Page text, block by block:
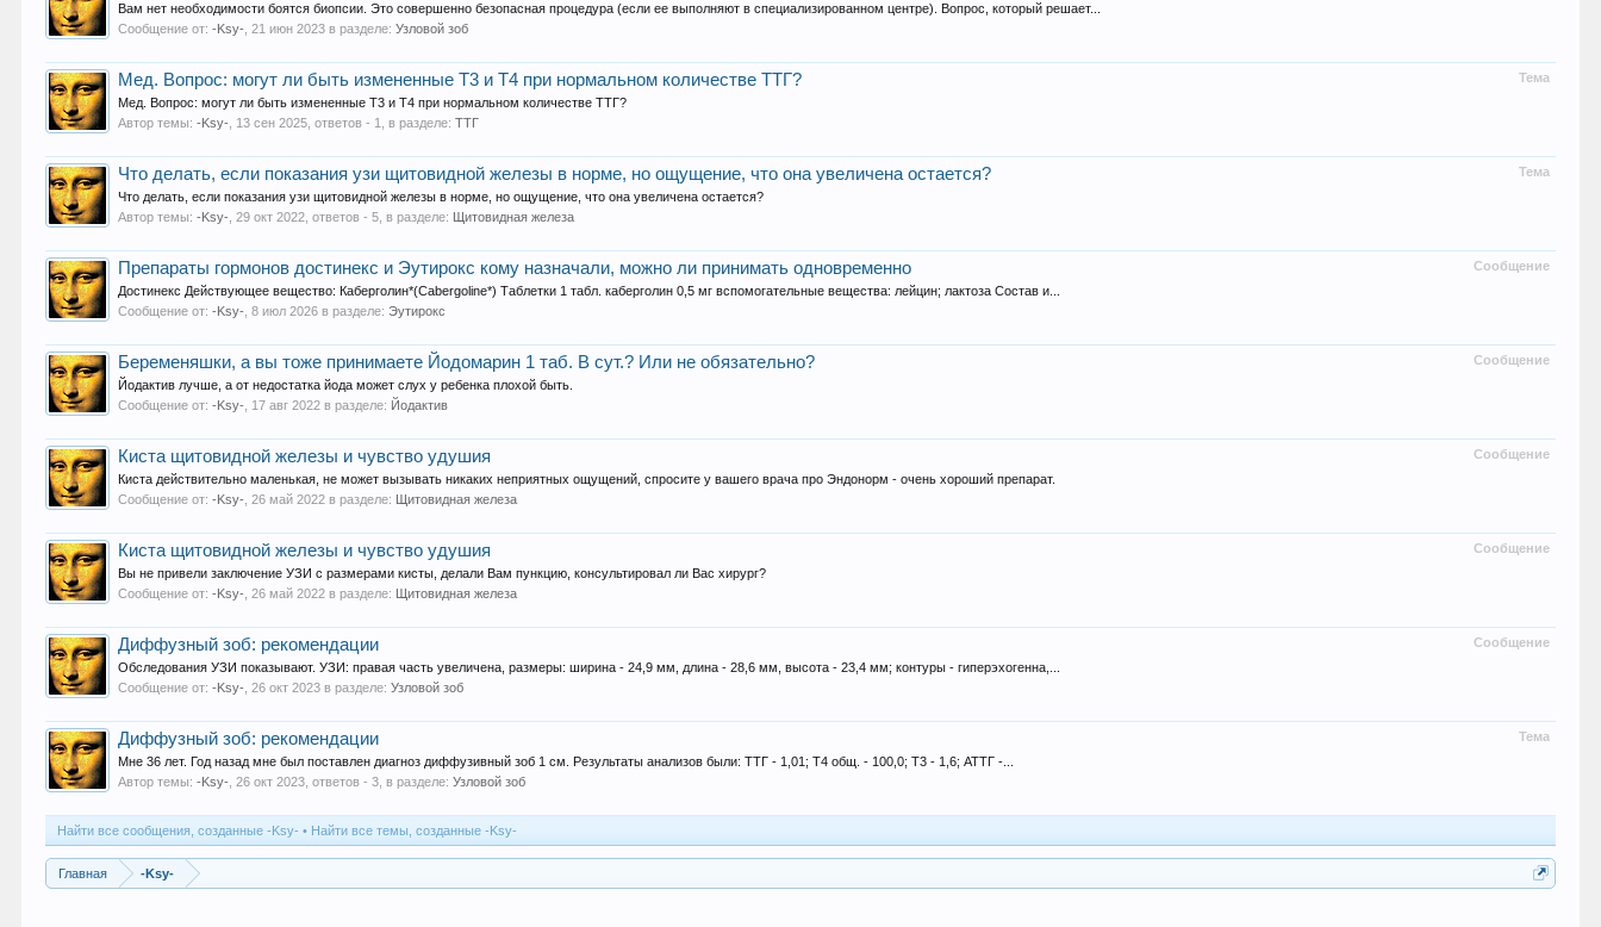
Вам нет необходимости боятся биопсии. Это совершенно безопасная процедура (если ее выполняют в специализированном центре). Вопрос, который решает...
Сообщение от:-Ksy- ,21 июн 2023 в разделе:Узловой зоб
Тема
Мед. Вопрос: могут ли быть измененные Т3 и Т4 при нормальном количестве ТТГ?
Мед. Вопрос: могут ли быть измененные Т3 и Т4 при нормальном количестве ТТГ?
Автор темы:-Ksy- 13 сен 2025 , ответов - 1, в разделе:ТТГ
Тема
Что делать, если показания узи щитовидной железы в норме, но ощущение, что она увеличена остается?
Что делать, если показания узи щитовидной железы в норме, но ощущение, что она увеличена остается?
Автор темы:-Ksy- ,29 окт 2022 , ответов - 5, в разделе: Щитовидная железа
Сообщение
Препараты гормонов достинекс и Эутирокс кому назначали, можно ли принимать одновременно
Достинекс Действующее вещество: Каберголин*(Cabergoline*) Таблетки 1 табл. каберголин 0,5 мг вспомогательные вещества: лейцин; лактоза Состав и...
Сообщение от:-Ksy- ,8 июл 2026 в разделе:Эутирокс
Сообщение
Беременяшки, а вы тоже принимаете Йодомарин 1 таб. В сут.? Или не обязательно?
Йодактив лучше, а от недостатка йода может слух у ребенка плохой быть.
Сообщение от:-Ksy- 17 авг 2022 в разделе: Йодактив
Сообщение
Киста щитовидной железы и чувство удушия
Киста действительно маленькая, не может вызывать никаких неприятных ощущений, спросите у вашего врача про Эндонорм - очень хороший препарат.
Сообщение от:-Ksy- ,26 май 2022 в разделе: Щитовидная железа
Сообщение
Киста щитовидной железы и чувство удушия
Вы не привели заключение УЗИ с размерами кисты, делали Вам пункцию, консультировал ли Вас хирург?
Сообщение от:-Ksy- ,26 май 2022 в разделе: Щитовидная железа
Сообщение
Диффузный зоб: рекомендации
Обследования УЗИ показывают. УЗИ: правая часть увеличена, размеры: ширина - 24,9 мм, длина - 28,6 мм, высота - 23,4 мм; контуры - гиперэхогенна,...
Сообщение от:-Ksy- ,26 окт 2023 в разделе:Узловой зоб
Тема
Диффузный зоб: рекомендации
Мне 36 лет. Год назад мне был поставлен диагноз диффузивный зоб 1 см. Результаты анализов были: ТТГ - 1,01; Т4 общ. - 100,0; Т3 - 1,6; АТТГ -...
Автор темы:-Ksy- ,26 окт 2023 , ответов - 3, в разделе:Узловой зоб
Найти все сообщения, созданные -Ksy- Найти все темы, созданные -Ksy-
Главная -Ksy-